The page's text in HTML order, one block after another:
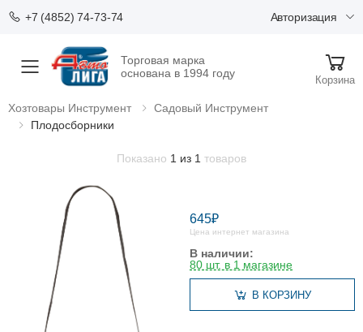
+7 (4852) 74-73-74 Авторизация
Меню
Торговая марка
основана в 1994 году
Корзина
Хозтовары Инструмент
Садовый Инструмент
Плодосборники
Показано 1 из 1 товаров
645₽
Цена интернет магазина
В наличии:
80 шт. в 1 магазине
В КОРЗИНУ